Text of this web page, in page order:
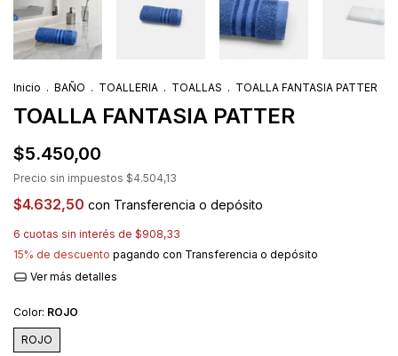
Inicio . BAÑO . TOALLERIA . TOALLAS . TOALLA FANTASIA PATTER
TOALLA FANTASIA PATTER
$5.450,00
Precio sin impuestos $4.504,13
$4.632,50 con Transferencia o depósito
6 cuotas sin interés de $908,33
15% de descuento pagando con Transferencia o depósito
Ver más detalles
Color: ROJO
ROJO